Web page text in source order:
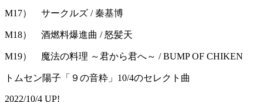
M17） サークルズ / 秦基博
M18） 酒燃料爆進曲 / 怒髪天
M19） 魔法の料理 ～君から君へ～ / BUMP OF CHIKEN
トムセン陽子「９の音粋」10/4のセレクト曲
2022/10/4 UP!